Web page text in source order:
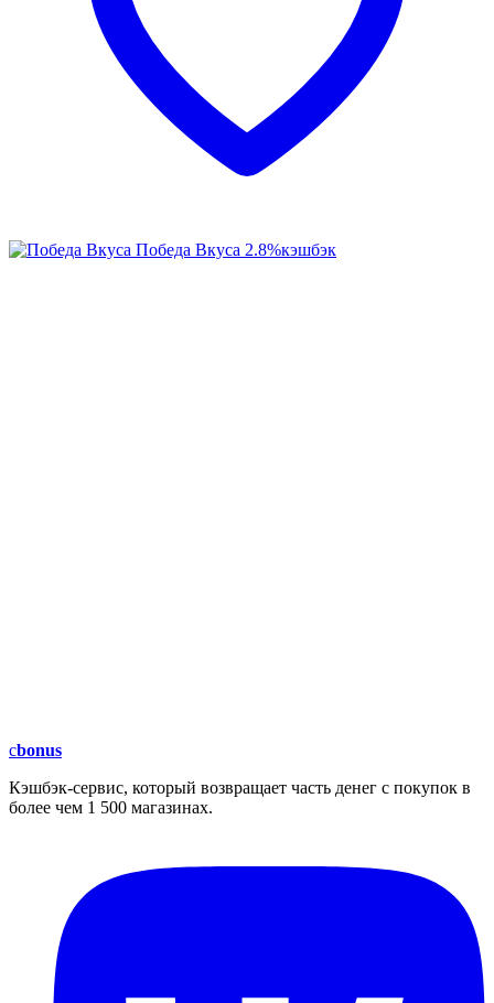
Победа Вкуса 2.8%кэшбэк
cbonus
Кэшбэк-сервис, который возвращает часть денег с покупок в
более чем 1 500 магазинах.